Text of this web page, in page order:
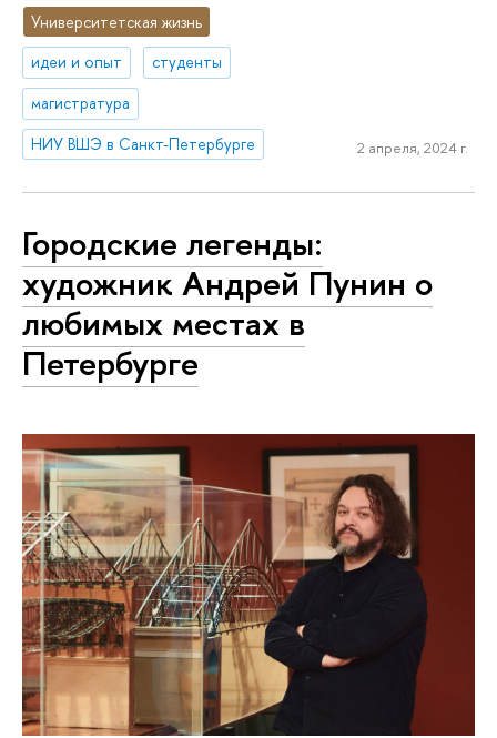
Университетская жизнь
идеи и опыт
студенты
магистратура
НИУ ВШЭ в Санкт-Петербурге
2 апреля, 2024 г.
Городские легенды:
художник Андрей Пунин о
любимых местах в
Петербурге